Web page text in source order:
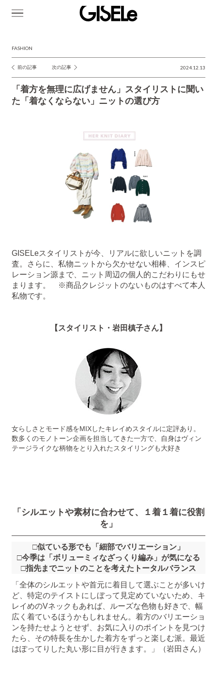
FASHION
投
稿
ナ
前の記事 次の記事 2024.12.13
「着方を無理に広げません」スタイリストに聞い
た「着なくならない」ニットの選び方
GISELeスタイリストが今、リアルに欲しいニットを調
査。さらに、私物ニットから欠かせない相棒、インスピ
レーション源まで、ニット周辺の個人的こだわりにもせ
まります。 ※商品クレジットのないものはすべて本人
私物です。
【スタイリスト・岩田槙子さん】
女らしさとモード感をMIXしたキレイめスタイルに定評あり。
数多くのモノトーン企画を担当してきた一方で、自身はヴィン
テージライクな柄物をとり入れたスタイリングも大好き
「シルエットや素材に合わせて、１着１着に役割
を」
□似ている形でも「細部でバリエーション」
□今季は「ボリューミィなざっくり編み」が気になる
□指先までニットのことを考えたトータルバランス
「全体のシルエットや首元に着目して選ぶことが多いけ
ど、特定のテイストにしぼって見定めていないため、キ
レイめのVネックもあれば、ルーズな色物も好きで、幅
広く着ているほうかもしれません。着方のバリエーショ
ンを持たせようとせず、お気に入りのポイントを見つけ
たら、その特長を生かした着方をずっと楽しむ派。最近
はぽってりした丸い形に目が行きます。」（岩田さん）